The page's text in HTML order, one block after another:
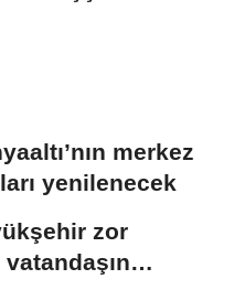
merkez
yenilenecek
zor